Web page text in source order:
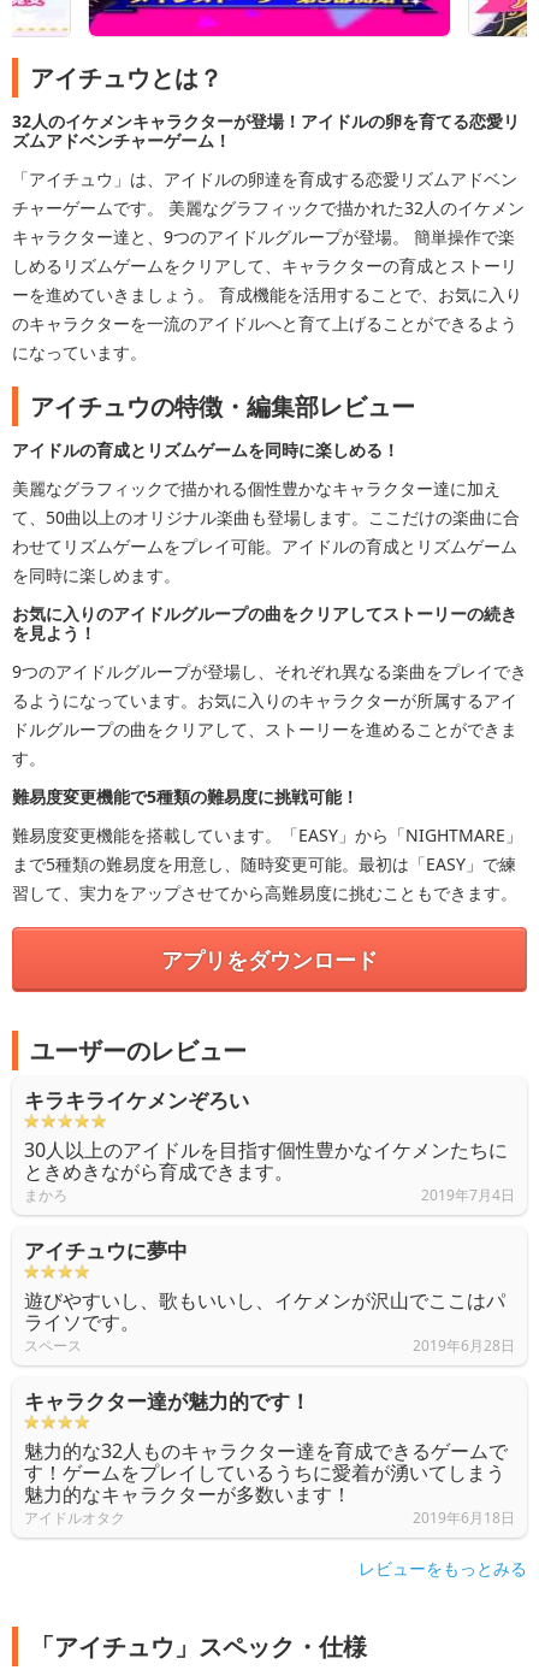
アイチュウとは？
32人のイケメンキャラクターが登場！アイドルの卵を育てる恋愛リ
ズムアドベンチャーゲーム！
「アイチュウ」は、アイドルの卵達を育成する恋愛リズムアドベン
チャーゲームです。 美麗なグラフィックで描かれた32人のイケメン
キャラクター達と、9つのアイドルグループが登場。 簡単操作で楽
しめるリズムゲームをクリアして、キャラクターの育成とストーリ
ーを進めていきましょう。 育成機能を活用することで、お気に入り
のキャラクターを一流のアイドルへと育て上げることができるよう
になっています。
アイチュウの特徴・編集部レビュー
アイドルの育成とリズムゲームを同時に楽しめる！
美麗なグラフィックで描かれる個性豊かなキャラクター達に加え
て、50曲以上のオリジナル楽曲も登場します。ここだけの楽曲に合
わせてリズムゲームをプレイ可能。アイドルの育成とリズムゲーム
を同時に楽しめます。
お気に入りのアイドルグループの曲をクリアしてストーリーの続き
を見よう！
9つのアイドルグループが登場し、それぞれ異なる楽曲をプレイでき
るようになっています。お気に入りのキャラクターが所属するアイ
ドルグループの曲をクリアして、ストーリーを進めることができま
す。
難易度変更機能で5種類の難易度に挑戦可能！
難易度変更機能を搭載しています。「EASY」から「NIGHTMARE」
まで5種類の難易度を用意し、随時変更可能。最初は「EASY」で練
習して、実力をアップさせてから高難易度に挑むこともできます。
アプリをダウンロード
ユーザーのレビュー
キラキライケメンぞろい
30人以上のアイドルを目指す個性豊かなイケメンたちに
ときめきながら育成できます。
まかろ 2019年7月4日
アイチュウに夢中
遊びやすいし、歌もいいし、イケメンが沢山でここはパ
ライソです。
スペース 2019年6月28日
キャラクター達が魅力的です！
魅力的な32人ものキャラクター達を育成できるゲームで
す！ゲームをプレイしているうちに愛着が湧いてしまう
魅力的なキャラクターが多数います！
アイドルオタク 2019年6月18日
レビューをもっとみる
「アイチュウ」スペック・仕様